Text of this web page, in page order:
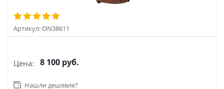
Артикул:ON38611
Цена: 8 100 руб.
Нашли дешевле?